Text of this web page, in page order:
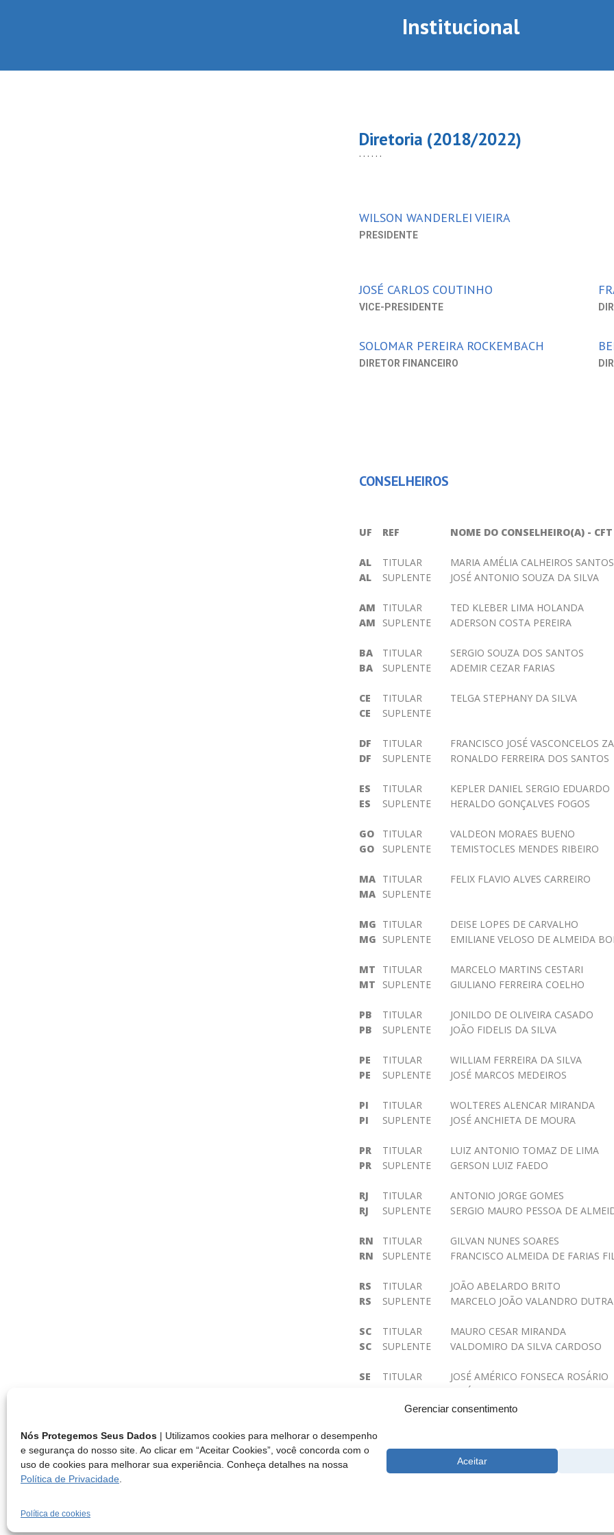
Gerenciar consentimento
Nós Protegemos Seus Dados | Utilizamos cookies para melhorar o desempenho
e segurança do nosso site. Ao clicar em “Aceitar Cookies”, você concorda com o
uso de cookies para melhorar sua experiência. Conheça detalhes na nossa
Política de Privacidade
Aceitar
Política de cookies
Institucional
Diretoria (2018/2022)
......
WILSON WANDERLEI VIEIRA
PRESIDENTE
JOSÉ CARLOS COUTINHO
VICE-PRESIDENTE
SOLOMAR PEREIRA ROCKEMBACH
DIRETOR FINANCEIRO
CONSELHEIROS
UF REF NOME DO CONSELHEIRO(A) - CFT
AL TITULAR
MARIA AMÉLIA CALHEIROS SANTOS
AL
SUPLENTE JOSÉ ANTONIO SOUZA DA SILVA
AM TITULAR
TED KLEBER LIMA HOLANDA
AM
SUPLENTE ADERSON COSTA PEREIRA
BA TITULAR
SERGIO SOUZA DOS SANTOS
BA
SUPLENTE ADEMIR CEZAR FARIAS
CE TITULAR
TELGA STEPHANY DA SILVA
CE
SUPLENTE
DF TITULAR
FRANCISCO JOSÉ VASCONCELOS
DF
SUPLENTE RONALDO FERREIRA DOS SANTOS
ES TITULAR
KEPLER DANIEL SERGIO EDUARDO
ES
SUPLENTE HERALDO GONÇALVES FOGOS
GO TITULAR
VALDEON MORAES BUENO
GO
SUPLENTE TEMISTOCLES MENDES RIBEIRO
MA TITULAR
FELIX FLAVIO ALVES CARREIRO
MA SUPLENTE
MG TITULAR
DEISE LOPES DE CARVALHO
MG SUPLENTE EMILIANE VELOSO DE ALMEIDA
MT TITULAR
MARCELO MARTINS CESTARI
MT
SUPLENTE GIULIANO FERREIRA COELHO
PB TITULAR
JONILDO DE OLIVEIRA CASADO
PB
SUPLENTE JOÃO FIDELIS DA SILVA
PE TITULAR
WILLIAM FERREIRA DA SILVA
PE
SUPLENTE JOSÉ MARCOS MEDEIROS
PI TITULAR
WOLTERES ALENCAR MIRANDA
PI
SUPLENTE JOSÉ ANCHIETA DE MOURA
PR TITULAR
LUIZ ANTONIO TOMAZ DE LIMA
PR
SUPLENTE GERSON LUIZ FAEDO
RJ TITULAR
ANTONIO JORGE GOMES
RJ
SUPLENTE SERGIO MAURO PESSOA DE
RN TITULAR
GILVAN NUNES SOARES
RN
SUPLENTE FRANCISCO ALMEIDA DE FARIAS
RS TITULAR
JOÃO ABELARDO BRITO
RS
SUPLENTE MARCELO JOÃO VALANDRO
SC TITULAR
MAURO CESAR MIRANDA
SC
SUPLENTE VALDOMIRO DA SILVA CARDOSO
SE TITULAR
JOSÉ AMÉRICO FONSECA ROSÁRIO
JOSÉ VENANCIO FILHO
SP